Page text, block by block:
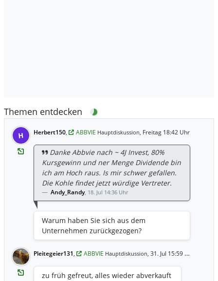
Themen entdecken
H Herbert150, ABBVIE Hauptdiskussion, Freitag 18:42 Uhr
Danke Abbvie nach ~ 4J Invest, 80%
Kursgewinn und ner Menge Dividende bin
ich am Hoch raus. Is mir schwer gefallen.
Die Kohle findet jetzt würdige Vertreter.
Andy_Randy, 18. Jul 14:36 Uhr
Warum haben Sie sich aus dem
Unternehmen zurückgezogen?
Pleitegeier131, ABBVIE Hauptdiskussion, 31. Jul 15:59 Uhr
zu früh gefreut, alles wieder abverkauft